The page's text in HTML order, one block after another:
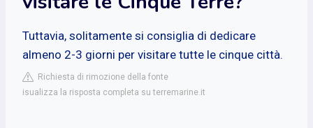
Tuttavia, solitamente si consiglia di dedicare
almeno 2-3 giorni per visitare tutte le cinque città.
Richiesta di rimozione della fonte
isualizza la risposta completa su terremarine.it